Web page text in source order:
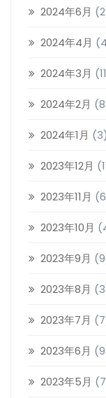
2024年6月
2024年4月
2024年3月
2024年2月
2024年1月 (3)
2023年12月
2023年11月
2023年10月
2023年9月
2023年8月
2023年7月
2023年6月
2023年5月